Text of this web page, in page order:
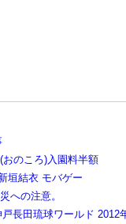
のころ)入園料半額
垣結衣 モバゲー
への注意。
長田琉球ワールド 2012